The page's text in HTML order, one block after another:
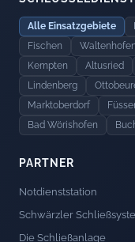
Alle Einsatzgebiete
Fischen
Waltenhofen
Kempten
Altusried
Lindenberg
Marktoberdorf
Bad Wörishofen
PARTNER
Notdienststation
Schwärzler
Die Schließanlage